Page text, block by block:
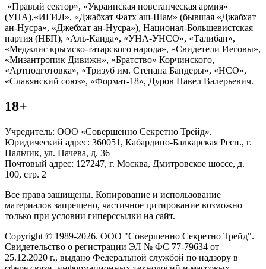
«Правый сектор», «Украинская повстанческая армия»
(УПА),«ИГИЛ», «Джабхат Фатх аш-Шам» (бывшая «Джабхат
ан-Нусра», «Джебхат ан-Нусра»), Национал-Большевистская
партия (НБП), «Аль-Каида», «УНА-УНСО», «Талибан»,
«Меджлис крымско-татарского народа», «Свидетели Иеговы»,
«Мизантропик Дивижн», «Братство» Корчинского,
«Артподготовка», «Тризуб им. Степана Бандеры», «НСО»,
«Славянский союз», «Формат-18», Дуров Павел Валерьевич.
18+
Учредитель: ООО «Совершенно Секретно Трейд».
Юридический адрес: 360051, Кабардино-Балкарская Респ., г.
Нальчик, ул. Пачева, д. 36
Почтовый адрес: 127247, г. Москва, Дмитровское шоссе, д.
100, стр. 2
Все права защищены. Копирование и использование
материалов запрещено, частичное цитирование возможно
только при условии гиперссылки на сайт.
Copyright © 1989-2026. ООО "Совершенно Секретно Трейд".
Свидетельство о регистрации ЭЛ № ФС 77-79634 от
25.12.2020 г., выдано Федеральной службой по надзору в